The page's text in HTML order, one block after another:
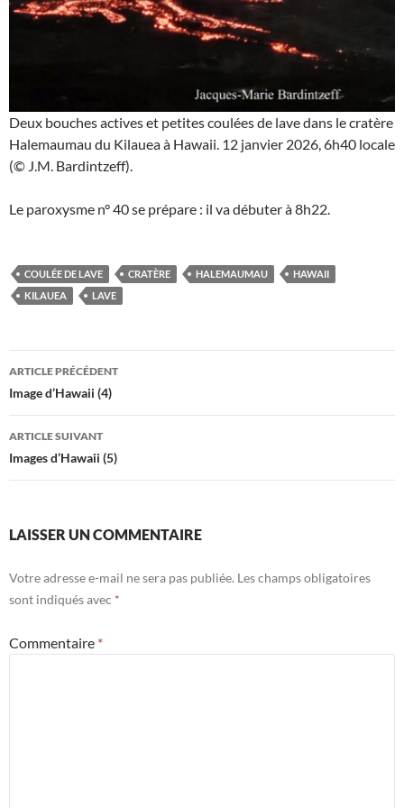
Deux bouches actives et petites coulées de lave dans le cratère
Halemaumau du Kilauea à Hawaii. 12 janvier 2026, 6h40 locale
(© J.M. Bardintzeff).
Le paroxysme n° 40 se prépare : il va débuter à 8h22.
COULÉE DE LAVE CRATÈRE HALEMAUMAU
HAWAII
KILAUEA
LAVE
Navigation
des
articles
ARTICLE PRÉCÉDENT
Image d’Hawaii (4)
ARTICLE SUIVANT
Images d’Hawaii (5)
LAISSER UN COMMENTAIRE
Votre adresse e-mail ne sera pas publiée. Les champs obligatoires
sont indiqués avec *
Commentaire *